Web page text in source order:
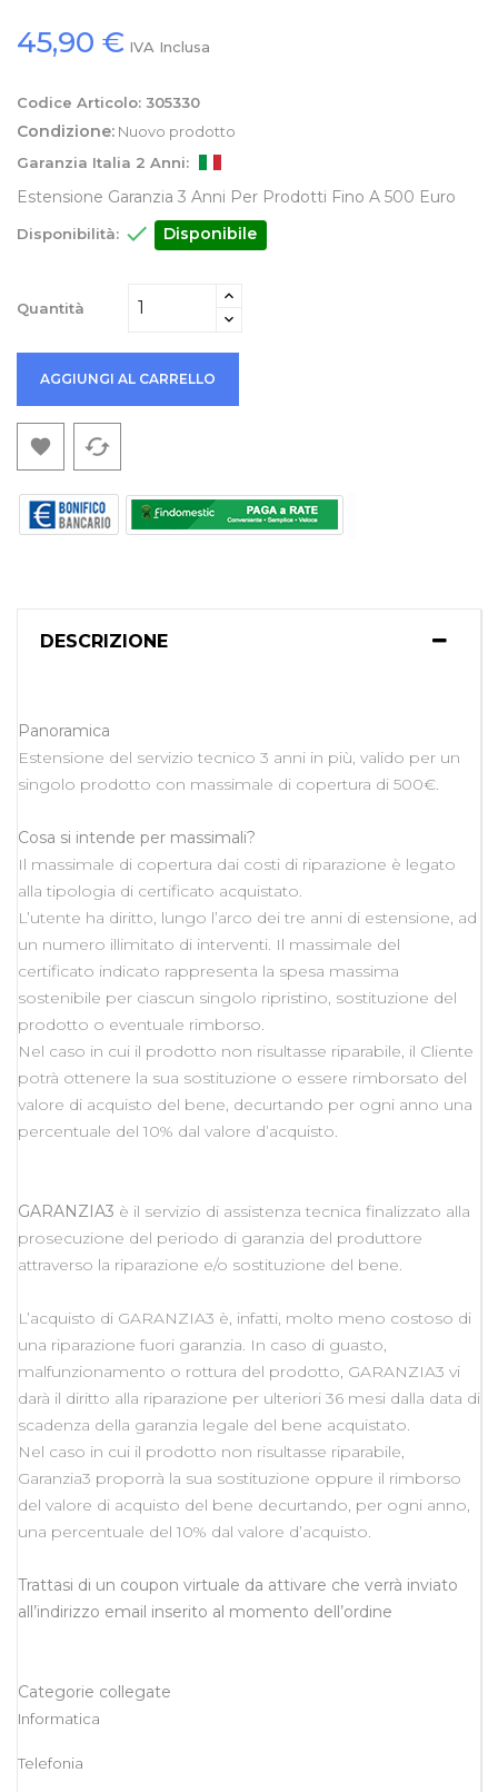
45,90 € IVA Inclusa
Codice Articolo: 305330
Condizione: Nuovo prodotto
Garanzia Italia 2 Anni:
Estensione Garanzia 3 Anni Per Prodotti Fino A 500 Euro
Disponibilità:  Disponibile
Quantità
AGGIUNGI AL CARRELLO
 cached
DESCRIZIONE
Panoramica
Estensione del servizio tecnico 3 anni in più, valido per un
singolo prodotto con massimale di copertura di 500€.
Cosa si intende per massimali?
Il massimale di copertura dai costi di riparazione è legato
alla tipologia di certificato acquistato.
L’utente ha diritto, lungo l’arco dei tre anni di estensione, ad
un numero illimitato di interventi. Il massimale del
certificato indicato rappresenta la spesa massima
sostenibile per ciascun singolo ripristino, sostituzione del
prodotto o eventuale rimborso.
Nel caso in cui il prodotto non risultasse riparabile, il Cliente
potrà ottenere la sua sostituzione o essere rimborsato del
valore di acquisto del bene, decurtando per ogni anno una
percentuale del 10% dal valore d’acquisto.
GARANZIA3 è il servizio di assistenza tecnica finalizzato alla
prosecuzione del periodo di garanzia del produttore
attraverso la riparazione e/o sostituzione del bene.
L’acquisto di GARANZIA3 è, infatti, molto meno costoso di
una riparazione fuori garanzia. In caso di guasto,
malfunzionamento o rottura del prodotto, GARANZIA3 vi
darà il diritto alla riparazione per ulteriori 36 mesi dalla data di
scadenza della garanzia legale del bene acquistato.
Nel caso in cui il prodotto non risultasse riparabile,
Garanzia3 proporrà la sua sostituzione oppure il rimborso
del valore di acquisto del bene decurtando, per ogni anno,
una percentuale del 10% dal valore d’acquisto.
Trattasi di un coupon virtuale da attivare che verrà inviato
all’indirizzo email inserito al momento dell’ordine
Categorie collegate
Informatica
Telefonia